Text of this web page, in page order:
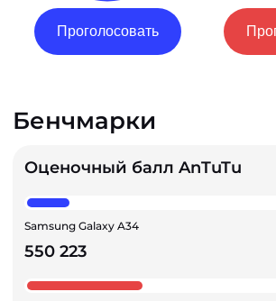
Проголосовать
Бенчмарки
Оценочный балл AnTuTu
Samsung Galaxy A34
550 223